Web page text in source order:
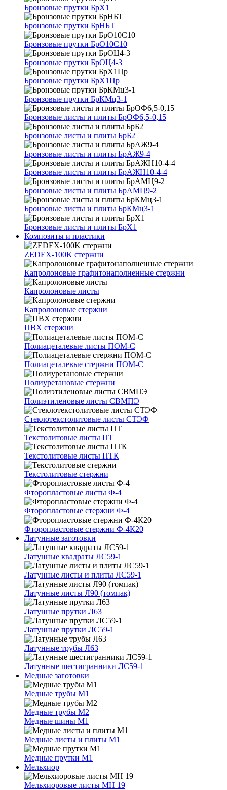
Бронзовые прутки БрХ1
Бронзовые прутки БрНБТ
Бронзовые прутки БрО10С10
Бронзовые прутки БрОЦ4-3
Бронзовые прутки БрХ1Цр
Бронзовые прутки БрКМц3-1
Бронзовые листы и плиты БрОФ6,5-0,15
Бронзовые листы и плиты БрБ2
Бронзовые листы и плиты БрАЖ9-4
Бронзовые листы и плиты БрАЖН10-4-4
Бронзовые листы и плиты БрАМЦ9-2
Бронзовые листы и плиты БрКМц3-1
Бронзовые листы и плиты БрХ1
Композиты и пластики
ZEDEX-100K стержни
Капролоновые графитонаполненные стержни
Капролоновые листы
Капролоновые стержни
ПВХ стержни
Полиацеталевые листы ПОМ-С
Полиацеталевые стержни ПОМ-С
Полиуретановые стержни
Полиэтиленовые листы СВМПЭ
Стеклотекстолитовые листы СТЭФ
Текстолитовые листы ПТ
Текстолитовые листы ПТК
Текстолитовые стержни
Фторопластовые листы Ф-4
Фторопластовые стержни Ф-4
Фторопластовые стержни Ф-4К20
Латунные заготовки
Латунные квадраты ЛС59-1
Латунные листы и плиты ЛС59-1
Латунные листы Л90 (томпак)
Латунные прутки Л63
Латунные прутки ЛС59-1
Латунные трубы Л63
Латунные шестигранники ЛС59-1
Медные заготовки
Медные трубы М1
Медные трубы М2
Медные шины М1
Медные листы и плиты М1
Медные прутки М1
Мельхиор
Мельхиоровые листы МН 19